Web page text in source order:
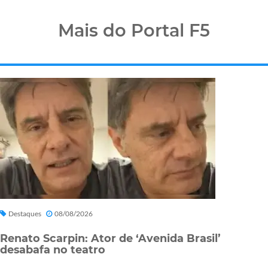
Mais do Portal F5
Destaques 08/08/2026
Renato Scarpin: Ator de ‘Avenida Brasil’
desabafa no teatro